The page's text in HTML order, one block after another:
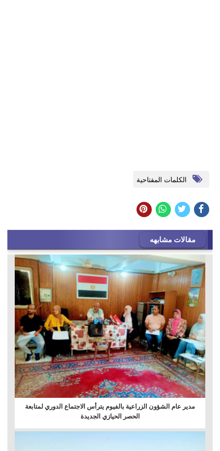
الكلمات المفتاحية
مقالات مشابهه
مدير عام الشؤون الزراعية بالفيوم يترأس الاجتماع الدوري لمتابعة
الحصر الحيازي الجديدة